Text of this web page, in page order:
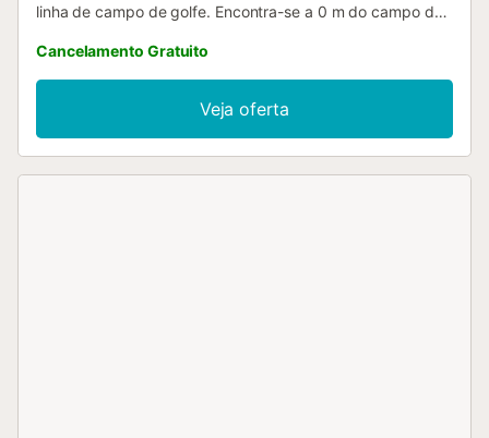
linha de campo de golfe. Encontra-se a 0 m do campo de
a 5 km da cidade e está localizado numa zona residencial
e no complexo residencial. Dispõe de jardim, mobiliário de
jardim, terreno vedado, 15 m² de terraço, ferro de
engomar, acesso à internet (wifi), secador de cabelo,
campo de ténis, campo de padel, aquecimento de bomba
Cancelamento Gratuito
Veja oferta